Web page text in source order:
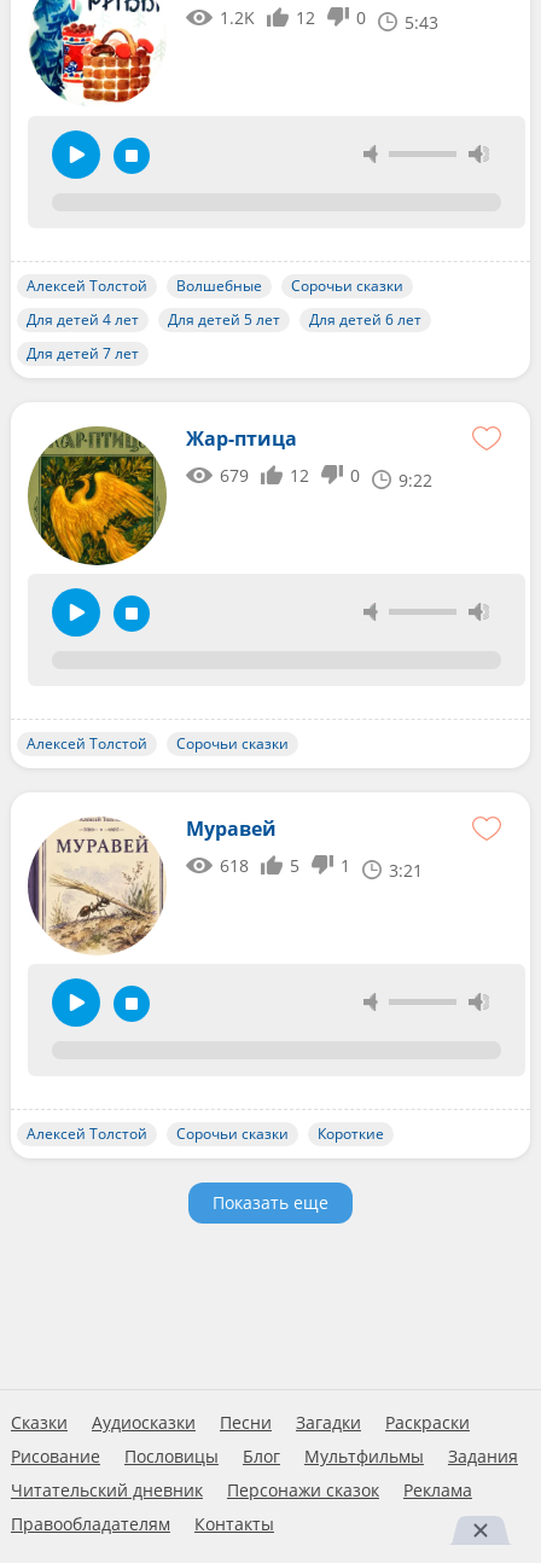
1.2K 12 0 5:43
Алексей Толстой Волшебные
Сорочьи сказки
Для детей 4 лет
Для детей 5 лет
Для детей 6 лет
Для детей 7 лет
Жар-птица
679 12 0 9:22
Алексей Толстой Сорочьи сказки
Муравей
618 5 1 3:21
Алексей Толстой Сорочьи сказки Короткие
Показать еще
Сказки Аудиосказки Песни Загадки
Раскраски
Рисование
Пословицы Блог Мультфильмы
Задания
Читательский дневник
Персонажи сказок
Реклама
Правообладателям
Контакты